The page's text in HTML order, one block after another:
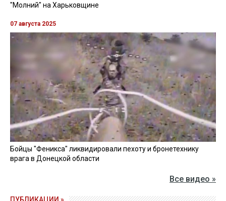
"Молний" на Харьковщине
07 августа 2025
Бойцы "Феникса" ликвидировали пехоту и бронетехнику
врага в Донецкой области
Все видео »
ПУБЛИКАЦИИ »